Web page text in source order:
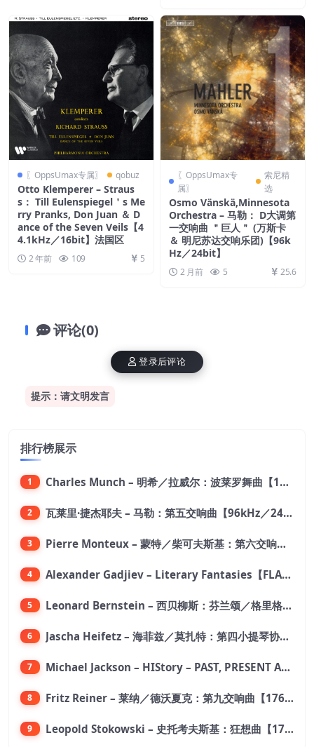
〖OppsUmax专属〗 qobuz
Otto Klemperer – Straus
s： Till Eulenspiegel＇s Me
rry Pranks, Don Juan ＆ D
ance of the Seven Veils【4
4.1kHz／16bit】法国区
2 年前 109 5
〖OppsUmax专
属〗
索尼精
选
Osmo Vänskä,Minnesota
Orchestra – 马勒： D大调第
一交响曲 ＂巨人＂ (万斯卡
＆ 明尼苏达交响乐团)【96k
Hz／24bit】
2 月前 5 25.6
评论(0)
提示：请文明发言
登录后评论
排行榜展示
1 Charles Munch – 明希／拉威尔：波莱罗舞曲【176.4kHz／24bit】
2 瓦莱里·捷杰耶夫 – 马勒：第五交响曲【96kHz／24bit】
3 Pierre Monteux – 蒙特／柴可夫斯基：第六交响曲【176.4kHz／24bit】
4 Alexander Gadjiev – Literary Fantasies【FLAC 192】
5 Leonard Bernstein – 西贝柳斯：芬兰颂／格里格：培尔·金特组曲【44.1kHz／24bit】
6 Jascha Heifetz – 海菲兹／莫扎特：第四小提琴协奏曲，第五小提琴协奏曲《土耳其》／维瓦尔第：小提琴与大提琴协奏曲，RV 547【192kHz／24bit】
7 Michael Jackson – HIStory – PAST, PRESENT AND FUTURE – BOOK I【96kHz／24bit】
8 Fritz Reiner – 莱纳／德沃夏克：第九交响曲【176.4kHz／24bit】
9 Leopold Stokowski – 史托考夫斯基：狂想曲【176.4kHz／24bit】